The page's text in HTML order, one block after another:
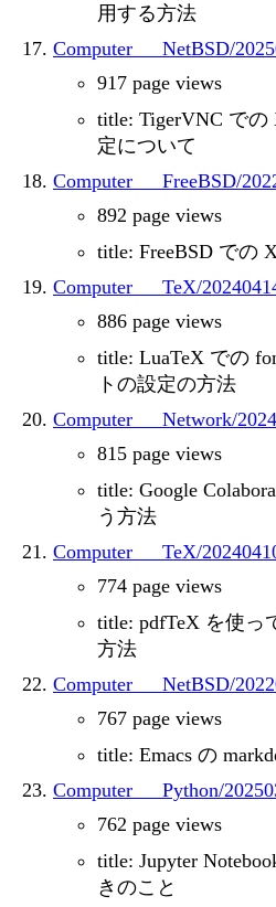
用する方法
Computer___NetBSD/
917 page views
title: TigerVNC での
定について
Computer___FreeBSD/
892 page views
title: FreeBSD での
Computer___TeX/
886 page views
title: LuaTeX での
トの設定の方法
Computer___Network/
815 page views
title: Google
う方法
Computer___TeX/
774 page views
title: pdfTeX を使っ
方法
Computer___NetBSD/
767 page views
title: Emacs の
Computer___Python/
762 page views
title: Jupyter
きのこと